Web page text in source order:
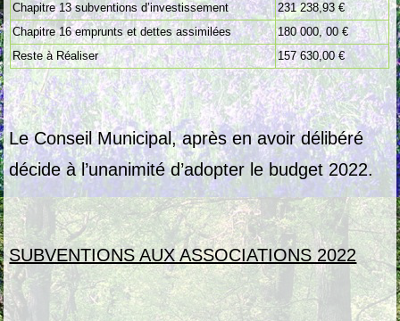
Chapitre 13 subventions d’investissement
231 238,93 €
Chapitre 16 emprunts et dettes assimilées
180 000, 00 €
Reste à Réaliser
157 630,00 €
Le Conseil Municipal, après en avoir délibéré
décide à l’unanimité d’adopter le budget 2022.
SUBVENTIONS AUX ASSOCIATIONS 2022